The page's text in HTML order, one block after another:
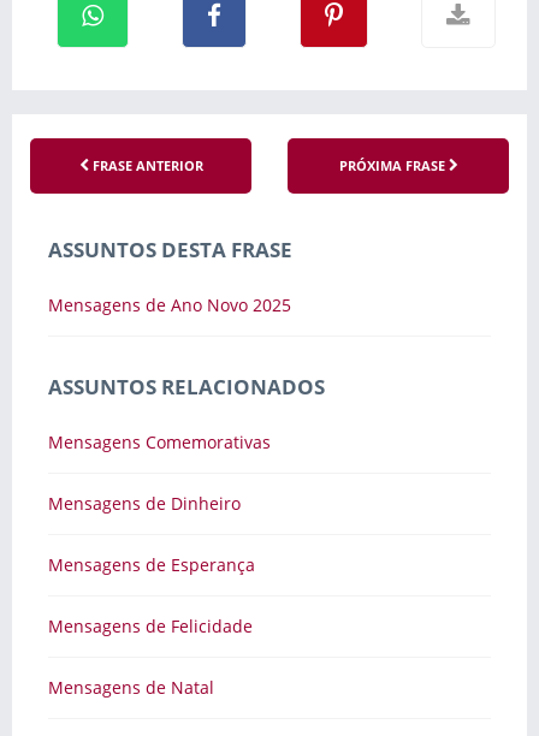
FRASE ANTERIOR PRÓXIMA FRASE
ASSUNTOS DESTA FRASE
Mensagens de Ano Novo 2025
ASSUNTOS RELACIONADOS
Mensagens Comemorativas
Mensagens de Dinheiro
Mensagens de Esperança
Mensagens de Felicidade
Mensagens de Natal